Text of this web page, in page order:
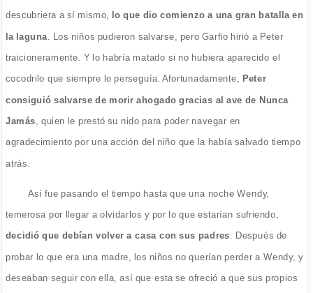
descubriera a sí mismo, lo que dio comienzo a una gran batalla en
la laguna . Los niños pudieron salvarse, pero Garfio hirió a Peter
traicioneramente. Y lo habría matado si no hubiera aparecido el
cocodrilo que siempre lo perseguía. Afortunadamente, Peter
consiguió salvarse de morir ahogado gracias al ave de Nunca
Jamás , quien le prestó su nido para poder navegar en
agradecimiento por una acción del niño que la había salvado tiempo
atrás.
Así fue pasando el tiempo hasta que una noche Wendy,
temerosa por llegar a olvidarlos y por lo que estarían sufriendo,
decidió que debían volver a casa con sus padres. Después de
probar lo que era una madre, los niños no querían perder a Wendy, y
deseaban seguir con ella, así que esta se ofreció a que sus propios